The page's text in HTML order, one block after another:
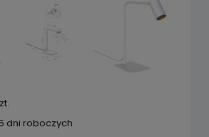
dni roboczych